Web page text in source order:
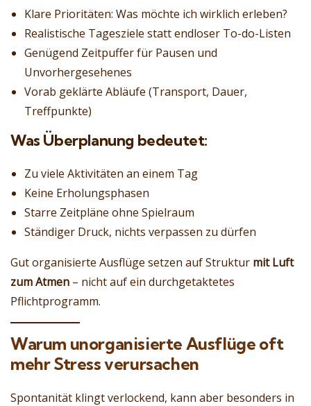
Klare Prioritäten: Was möchte ich wirklich erleben?
Realistische Tagesziele statt endloser To-do-Listen
Genügend Zeitpuffer für Pausen und
Unvorhergesehenes
Vorab geklärte Abläufe (Transport, Dauer,
Treffpunkte)
Was Überplanung bedeutet:
Zu viele Aktivitäten an einem Tag
Keine Erholungsphasen
Starre Zeitpläne ohne Spielraum
Ständiger Druck, nichts verpassen zu dürfen
Gut organisierte Ausflüge setzen auf Struktur mit Luft
zum Atmen – nicht auf ein durchgetaktetes
Pflichtprogramm.
Warum unorganisierte Ausflüge oft
mehr Stress verursachen
Spontanität klingt verlockend, kann aber besonders in